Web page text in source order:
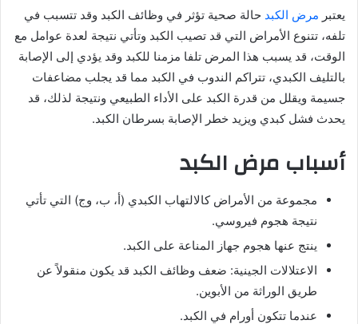
يعتبر مرض الكبد حالة صحية تؤثر في وظائف الكبد وقد تتسبب في
تلفه، تتنوع الأمراض التي قد تصيب الكبد وتأتي نتيجة لعدة عوامل مع
الوقت، قد يسبب هذا المرض تلفا مزمنا للكبد وقد يؤدي إلى الإصابة
بالتليف الكبدي، تتراكم الندوب في الكبد مما قد يجلب مضاعفات
جسيمة ويقلل من قدرة الكبد على الأداء الطبيعي ونتيجة لذلك، قد
يحدث فشل كبدي ويزيد خطر الإصابة بسرطان الكبد.
أسباب مرض الكبد
مجموعة من الأمراض كالالتهاب الكبدي (أ، ب، وج) التي تأتي
نتيجة هجوم فيروسي.
ينتج عنها هجوم جهاز المناعة على الكبد.
الاعتلالات الجينية: ضعف وظائف الكبد قد يكون منقولاً عن
طريق الوراثة من الأبوين.
عندما تتكون أورام في الكبد.